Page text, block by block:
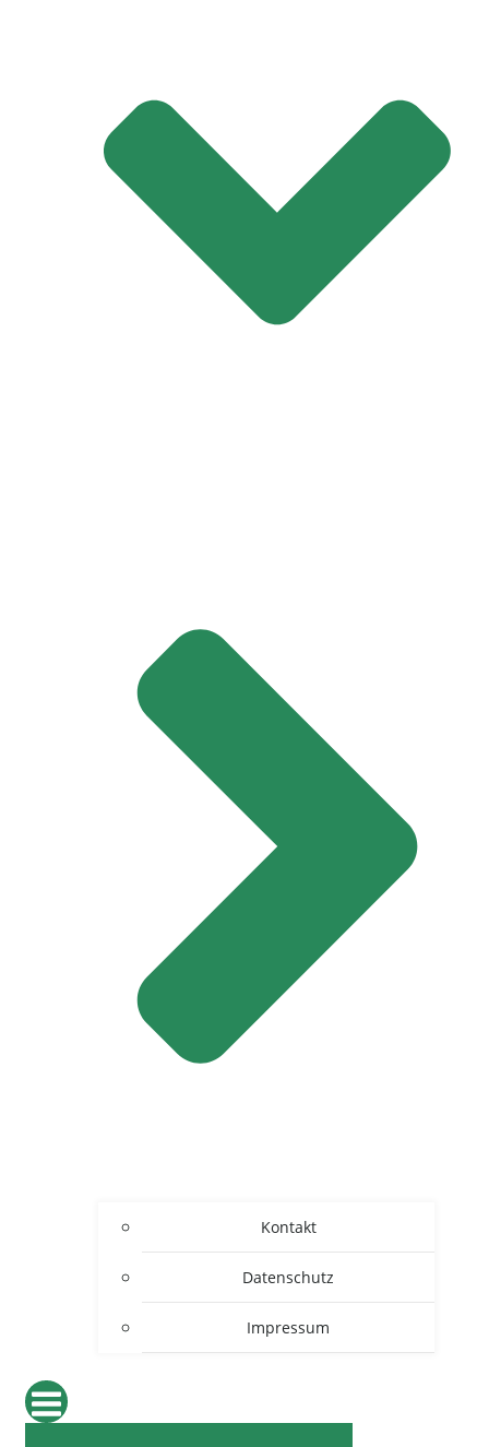
Kontakt
Datenschutz
Impressum